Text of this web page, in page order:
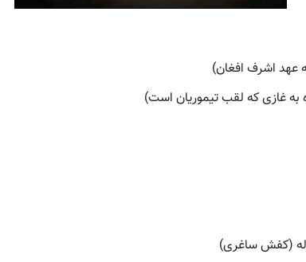
عهد اشرف افغان)
(کفش ساغری)